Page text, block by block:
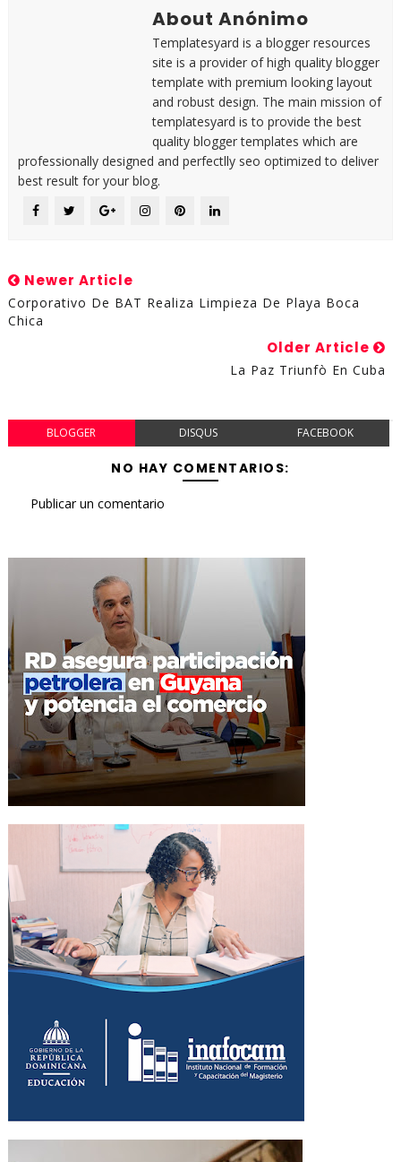
About Anónimo
Templatesyard is a blogger resources
site is a provider of high quality blogger
template with premium looking layout
and robust design. The main mission of
templatesyard is to provide the best
quality blogger templates which are
professionally designed and perfectlly seo optimized to deliver
best result for your blog.
Newer Article
Corporativo De BAT Realiza Limpieza De Playa Boca
Chica
Older Article
La Paz Triunfò En Cuba
BLOGGER DISQUS FACEBOOK
NO HAY COMENTARIOS:
Publicar un comentario